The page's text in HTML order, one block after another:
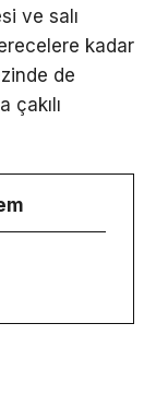
ve salı
kadar
de
çakılı